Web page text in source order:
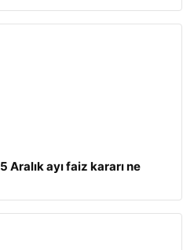
Aralık ayı faiz kararı ne